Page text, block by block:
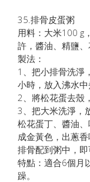
35.排骨皮蛋粥
用料：大米100 g
許，醬油、精鹽、
製法：
1、把小排骨洗淨
小時，放入沸水中
2、將松花蛋去殼
3、把大米洗淨，
松花蛋丁、醬油
成金黃色，出蔥
排骨配到粥中，即
特點：適合6個月
躁。